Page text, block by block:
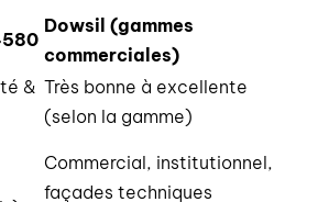
Dowsil (gammes
commerciales)
& Très bonne à excellente
(selon la gamme)
Commercial, institutionnel,
façades techniques